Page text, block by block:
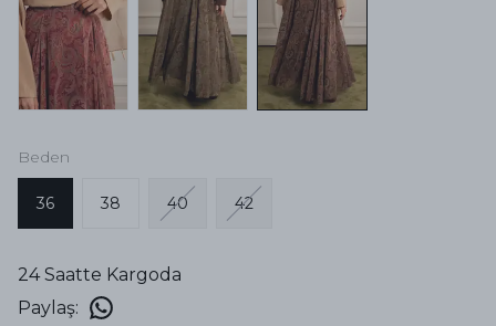
Beden
36 38 40 42
24 Saatte Kargoda
Paylaş: